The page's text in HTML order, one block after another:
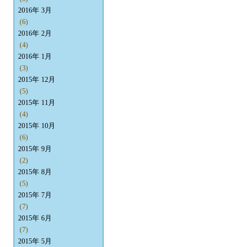
2016年 3月
(6)
2016年 2月
(4)
2016年 1月
(3)
2015年 12月
(5)
2015年 11月
(4)
2015年 10月
(6)
2015年 9月
(2)
2015年 8月
(5)
2015年 7月
(7)
2015年 6月
(7)
2015年 5月